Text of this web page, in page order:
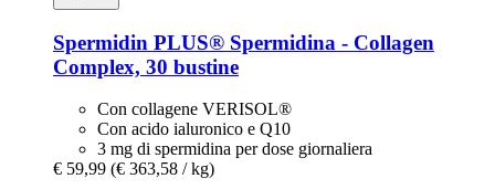
Spermidin PLUS® Spermidina -​ Collagen
Complex, 30 bustine
Con collagene VERISOL®
Con acido ialuronico e Q10
3 mg di spermidina per dose giornaliera
€ 59,99 (€ 363,58 / kg)